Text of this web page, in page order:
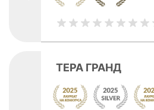
ТЕРА ГРАНД